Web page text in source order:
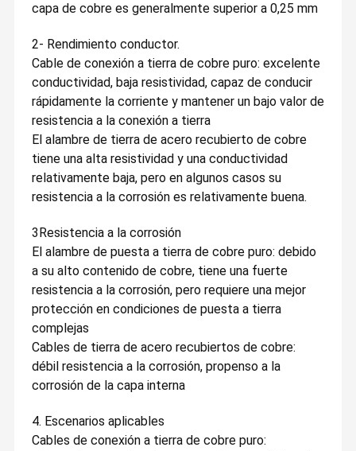
capa de cobre es generalmente superior a 0,25 mm
2- Rendimiento conductor.
Cable de conexión a tierra de cobre puro: excelente
conductividad, baja resistividad, capaz de conducir
rápidamente la corriente y mantener un bajo valor de
resistencia a la conexión a tierra
El alambre de tierra de acero recubierto de cobre
tiene una alta resistividad y una conductividad
relativamente baja, pero en algunos casos su
resistencia a la corrosión es relativamente buena.
3Resistencia a la corrosión
El alambre de puesta a tierra de cobre puro: debido
a su alto contenido de cobre, tiene una fuerte
resistencia a la corrosión, pero requiere una mejor
protección en condiciones de puesta a tierra
complejas
Cables de tierra de acero recubiertos de cobre:
débil resistencia a la corrosión, propenso a la
corrosión de la capa interna
4. Escenarios aplicables
Cables de conexión a tierra de cobre puro: